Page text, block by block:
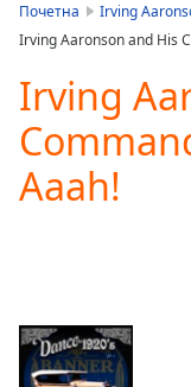
loading.
Video
Play
Skip
Backward
Skip
Forward
Duration-:-
Loaded:
0.00%
Почетна
Irving
Irving Aaronson and His
Irving
Aaah!